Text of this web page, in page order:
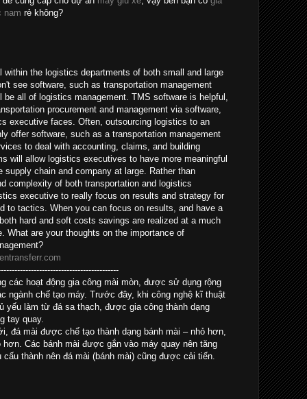
nam rẻ không?
the logistics departments of both small and large
see software, such as transportation management
all of logistics management. TMS software is helpful,
procurement and management via software,
executive faces. Often, outsourcing logistics to an
offer software, such as a transportation management
to deal with accounting, claims, and building
will allow logistics executives to have more meaningful
supply chain and company at large. Rather than
complexity of both transportation and logistics
executive to really focus on results and strategy for
to tactics. When you can focus on results, and have a
hard and soft costs savings are realized at a much
What are your thoughts on the importance of
các hoạt động gia công mài mòn, được sử dụng rộng
ngành chế tạo máy. Trước đây, khi công nghệ kĩ thuật
yếu làm từ đá sa thạch, được gia công thành dạng
tay quay.
đá mài được chế tạo thành dạng bánh mài – nhỏ hơn,
Các bánh mài được gắn vào máy quay nên tăng
thành nên đá mài (bánh mài) cũng được cải tiến.